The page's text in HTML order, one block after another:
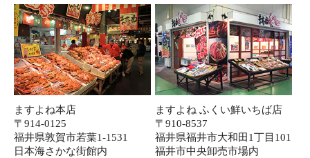
ますよね本店
〒914-0125
福井県敦賀市若葉1-1531
日本海さかな街館内
ますよね ふくい鮮いちば店
〒910-8537
福井県福井市大和田1丁目101
福井市中央卸売市場内